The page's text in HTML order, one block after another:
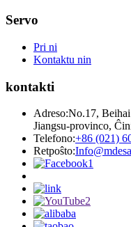
Servo
Pri ni
Kontaktu nin
kontakti
Adreso:No.17,
Jiangsu-provinco,
Telefono:+86 (021)
Retpoŝto: